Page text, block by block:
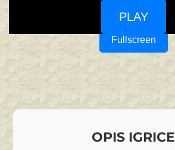
PLAY
Fullscreen
OPIS IGRICE